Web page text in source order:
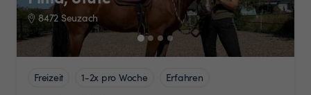
8472 Seuzach
Freizeit 1-2x pro Woche
Erfahren